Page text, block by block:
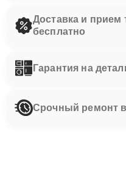
Доставка и прием
бесплатно
Гарантия на
Срочный ремонт